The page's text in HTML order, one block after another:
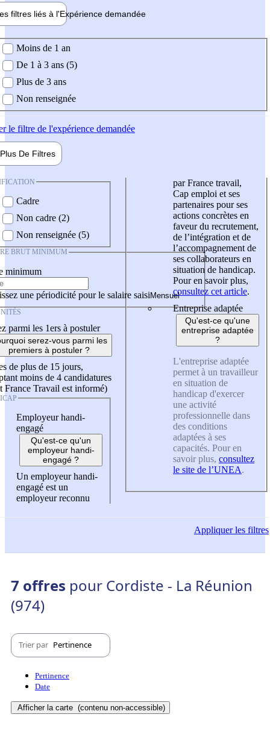
filtres liés à l'Expérience demandée
demandée
Moins de 1 an
De 1 à 3 ans (5)
Plus de 3 ans
Non renseignée
le filtre de l'expérience demandée
Plus De Filtres
Cadre
Non cadre (2)
Non renseignée (5)
BRUT MINIMUM
minimum
une périodicité pour le salaire saisi
parmi les 1ers à postuler
serez-vous parmi les
premiers à postuler ?
de plus de 15 jours,
moins de 4 candidatures
France Travail est informé)
Employeur handi-
engagé
Qu'est-ce qu'un
employeur handi-
engagé ?
Un employeur handi-
engagé est un
employeur reconnu
par France travail,
Cap emploi et ses
partenaires pour ses
actions concrètes en
faveur du recrutement,
de l’intégration et de
l’accompagnement de
ses collaborateurs en
situation de handicap.
Pour en savoir plus,
consultez cet article.
Entreprise adaptée
Qu'est-ce qu'une
entreprise adaptée
?
L'entreprise adaptée
permet à un travailleur
en situation de
handicap d'exercer
une activité
professionnelle dans
des conditions
adaptées à ses
capacités. Pour en
savoir plus, consultez
le site de l’UNEA.
Appliquerles filtres
7 offres pour Cordiste - La Réunion
(974)
Trier par Pertinence
Pertinence
Date
Afficher la carte (contenu non-accessible)